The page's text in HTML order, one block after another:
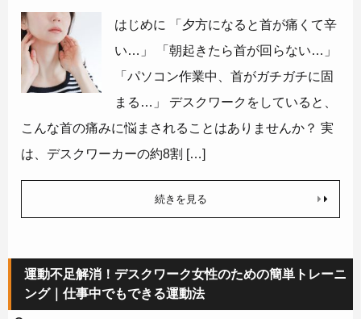
はじめに 「夕方になると首が痛くて辛
い…」 「朝起きたら首が回らない…」
「パソコン作業中、首がガチガチに固
まる…」 デスクワークをしていると、
こんな首の痛みに悩まされることはありませんか？ 実
は、デスクワーカーの約8割 […]
続きを見る
運動不足解消！デスクワーク女性のための簡単トレーニ
ング｜仕事中でもできる運動法